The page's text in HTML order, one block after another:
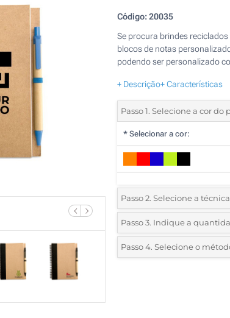
Código:20035
Se procura brindes
blocos de notas
podendo ser personalizado
+ Descrição+ Características
Passo 1. Selecione a cor do
* Selecionar a cor:
Passo 2. Selecione a
*Selecione o tipo de
1 Cor (Na frente)
Passo 3. Indique a
*Quantidade mínima:25
Passo 4. Selecione o